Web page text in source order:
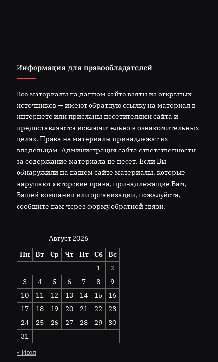
Информация для правообладателей
Все материалы на данном сайте взяты из открытых
источников — имеют обратную ссылку на материал в
интернете или присланы посетителями сайта и
предоставляются исключительно в ознакомительных
целях. Права на материалы принадлежат их
владельцам. Администрация сайта ответственности
за содержание материала не несет. Если Вы
обнаружили на нашем сайте материалы, которые
нарушают авторские права, принадлежащие Вам,
Вашей компании или организации, пожалуйста,
сообщите нам через форму обратной связи.
Август 2026
Пн
Вт Ср Чт Пт Сб
Вс
1
2
3
4 5 6 7 8
9
10
11 12 13 14 15
16
17
18 19 20 21 22
23
24
25 26 27 28 29
30
31
« Июл